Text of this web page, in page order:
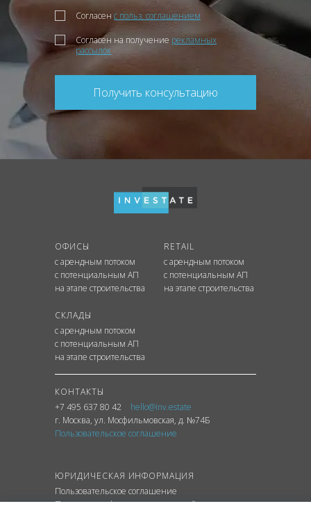
Согласен с польз. соглашением
Согласен на получение рекламных
рассылок
Получить консультацию
ОФИСЫ
с арендным потоком
с потенциальным АП
на этапе строительства
RETAIL
с арендным потоком
с потенциальным АП
на этапе строительства
СКЛАДЫ
с арендным потоком
с потенциальным АП
на этапе строительства
КОНТАКТЫ
+7 495 637 80 42
hello@inv.estate
г. Москва, ул. Мосфильмовская, д. №74Б
Пользовательское соглашение
ЮРИДИЧЕСКАЯ ИНФОРМАЦИЯ
Пользовательское соглашение